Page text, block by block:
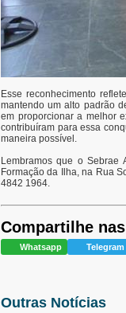
Esse reconhecimento
mantendo um alto padrão
em proporcionar a melhor
contribuíram para essa
maneira possível.
Lembramos que o
Formação da Ilha, na Rua
4842 1964.
Compartilhe
Whatsapp Telegram
Outras Notícias